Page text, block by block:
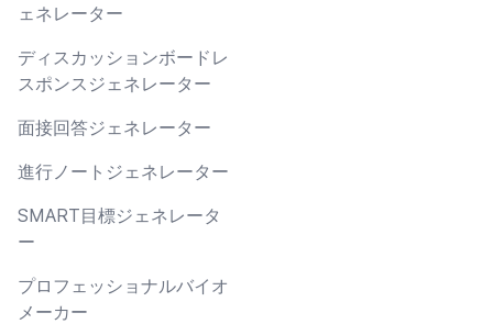
ェネレーター
ディスカッションボードレ
スポンスジェネレーター
面接回答ジェネレーター
進行ノートジェネレーター
SMART目標ジェネレータ
ー
プロフェッショナルバイオ
メーカー